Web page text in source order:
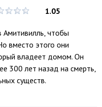
1.05
Амитивилль, чтобы
вместо этого они
владеет домом. Он
300 лет назад на смерть,
существ.